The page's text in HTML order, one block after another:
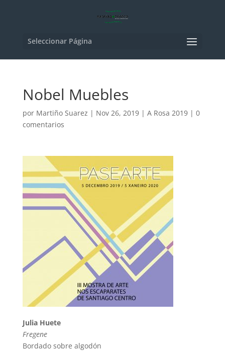
Seleccionar Página
Nobel Muebles
por Martiño Suarez | Nov 26, 2019| A Rosa 2019| 0
comentarios
Julia Huete
Fregene
Bordado sobre algodón